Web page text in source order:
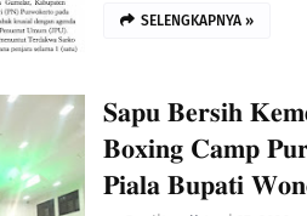
SELENGKAPNYA »
​𝐒𝐚𝐩𝐮 𝐁𝐞𝐫𝐬𝐢𝐡
𝐁𝐨𝐱𝐢𝐧𝐠 𝐂𝐚𝐦𝐩
𝐏𝐢𝐚𝐥𝐚 𝐁𝐮𝐩𝐚𝐭𝐢